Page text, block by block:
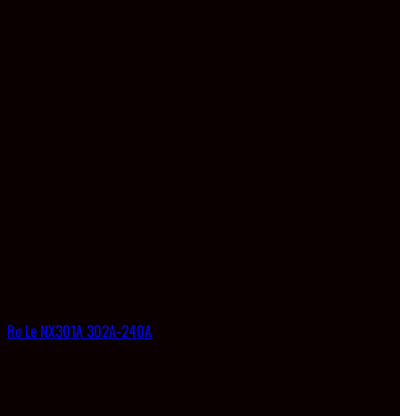
Rơ Le NX301A 302A-240A